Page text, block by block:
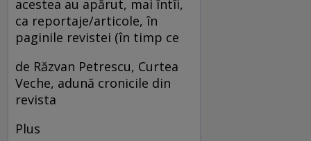
acestea au apărut, mai întîi,
ca reportaje/articole, în
paginile revistei (în timp ce
de Răzvan Petrescu, Curtea
Veche, adună cronicile din
revista
Plus